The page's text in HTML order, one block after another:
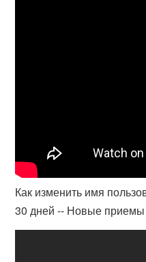
Как изменить имя
30 дней -- Новые приемы